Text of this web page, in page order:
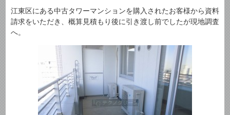
江東区にある中古タワーマンションを購入されたお客様から資料
請求をいただき、概算見積もり後に引き渡し前でしたが現地調査
へ。